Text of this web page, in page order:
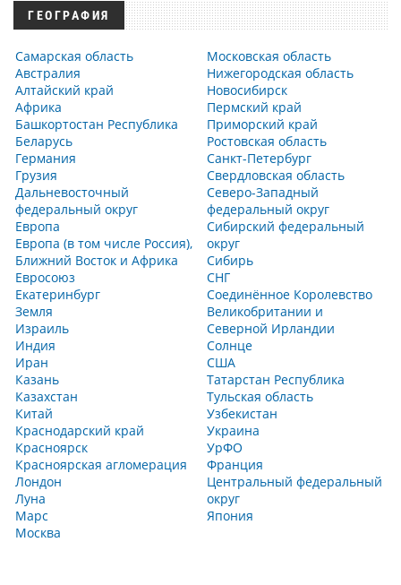
ГЕОГРАФИЯ
Самарская область
Австралия
Алтайский край
Африка
Башкортостан Республика
Беларусь
Германия
Грузия
Дальневосточный
федеральный округ
Европа
Европа (в том числе Россия),
Ближний Восток и Африка
Евросоюз
Екатеринбург
Земля
Израиль
Индия
Иран
Казань
Казахстан
Китай
Краснодарский край
Красноярск
Красноярская агломерация
Лондон
Луна
Марс
Москва
Московская область
Нижегородская область
Новосибирск
Пермский край
Приморский край
Ростовская область
Санкт-Петербург
Свердловская область
Северо-Западный
федеральный округ
Сибирский федеральный
округ
Сибирь
СНГ
Соединённое Королевство
Великобритании и
Северной Ирландии
Солнце
США
Татарстан Республика
Тульская область
Узбекистан
Украина
УрФО
Франция
Центральный федеральный
округ
Япония